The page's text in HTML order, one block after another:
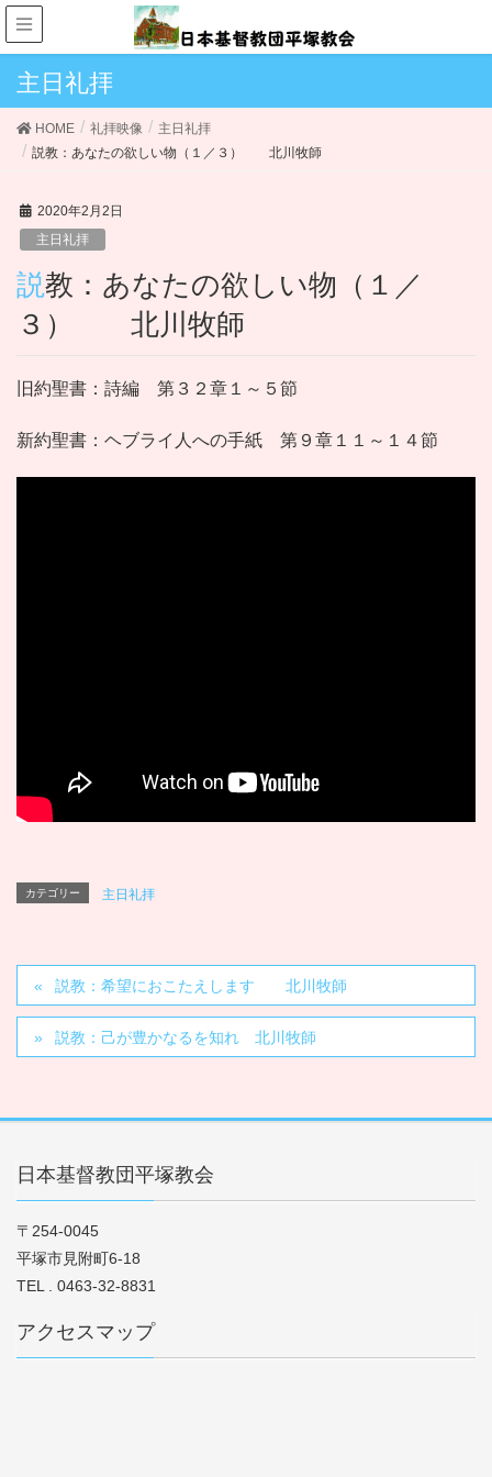
主日礼拝
HOME 礼拝映像
主日礼拝
説教：あなたの欲しい物（１／３） 北川牧師
2020年2月2日
主日礼拝
説教：あなたの欲しい物（１／
３） 北川牧師
旧約聖書：詩編 第３２章１～５節
新約聖書：ヘブライ人への手紙 第９章１１～１４節
カテゴリー 主日礼拝
説教：希望におこたえします 北川牧師
説教：己が豊かなるを知れ 北川牧師
日本基督教団平塚教会
〒254-0045
平塚市見附町6-18
TEL . 0463-32-8831
アクセスマップ